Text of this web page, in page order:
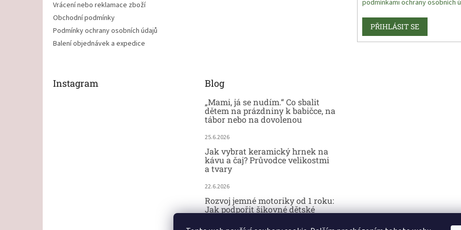
Vrácení nebo reklamace zboží
Obchodní podmínky
Podmínky ochrany osobních údajů
Balení objednávek a expedice
podmínkami ochrany osobních
PŘIHLÁSIT SE
Instagram Blog
„Mami, já se nudím.“ Co sbalit
dětem na prázdniny k babičce, na
tábor nebo na dovolenou
25.6.2026
Jak vybrat keramický hrnek na
kávu a čaj? Průvodce velikostmi
a tvary
22.6.2026
Rozvoj jemné motoriky od 1 roku:
Jak podpořit šikovné dětské